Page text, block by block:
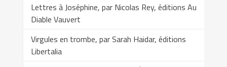
Lettres à Joséphine, par Nicolas Rey, éditions Au
Diable Vauvert
Virgules en trombe, par Sarah Haidar, éditions
Libertalia